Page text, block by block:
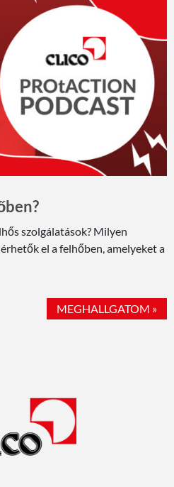
szolgálatások? Milyen
el a felhőben, amelyeket a
MEGHALLGATOM »